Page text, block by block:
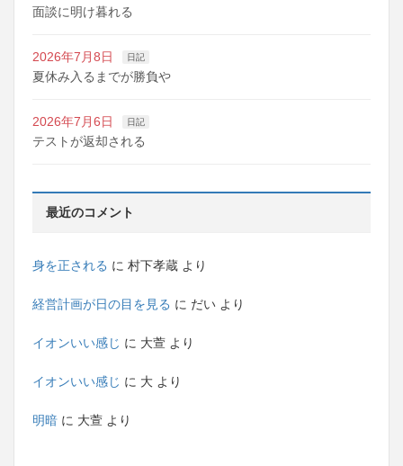
面談に明け暮れる
2026年7月8日 日記
夏休み入るまでが勝負や
2026年7月6日 日記
テストが返却される
最近のコメント
身を正される に 村下孝蔵 より
経営計画が日の目を見る に だい より
イオンいい感じ に 大萱 より
イオンいい感じ に 大 より
明暗 に 大萱 より